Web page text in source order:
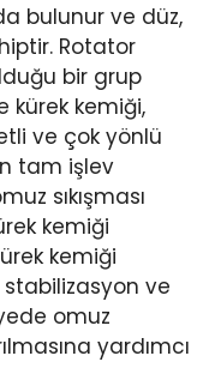
bulunur ve düz,
Rotator
bir grup
kürek kemiği,
ve çok yönlü
tam işlev
sıkışması
kemiği
kemiği
stabilizasyon ve
omuz
yardımcı